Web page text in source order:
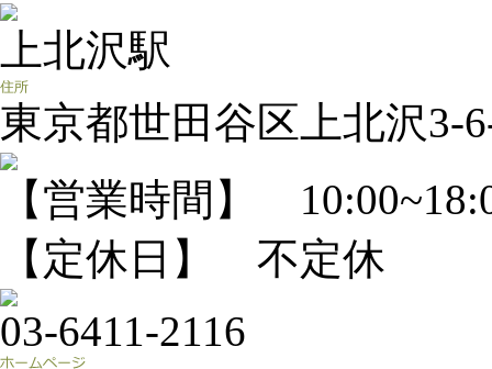
上北沢駅
東京都世田谷区上北沢3-
【営業時間】
【定休日】 不定休
03-6411-2116